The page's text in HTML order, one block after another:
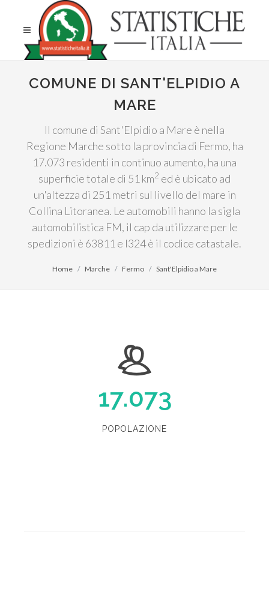
COMUNE DI SANT'ELPIDIO A
MARE
Il comune di Sant'Elpidio a Mare è nella
Regione Marche sotto la provincia di Fermo, ha
17.073 residenti in continuo aumento, ha una
superficie totale di 51 km2 ed è ubicato ad
un'altezza di 251 metri sul livello del mare in
Collina Litoranea. Le automobili hanno la sigla
automobilistica FM, il cap da utilizzare per le
spedizioni è 63811 e I324 è il codice catastale.
Home Marche Fermo Sant'Elpidio a Mare
17.073
POPOLAZIONE